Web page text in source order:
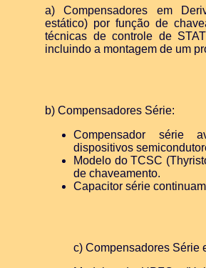
a) Compensadores em
estático) por função de
técnicas de controle de
incluindo a montagem de um
b) Compensadores Série:
Compensador série
dispositivos
Modelo doTCSC
de chaveamento.
Capacitor série
c) Compensadores Série